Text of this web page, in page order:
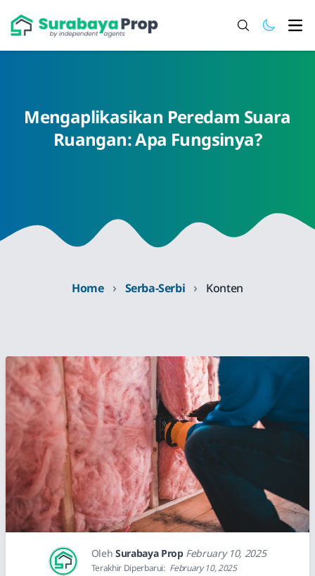
Mengaplikasikan Peredam Suara
Ruangan: Apa Fungsinya?
Home › Serba-Serbi › Konten
OlehSurabaya Prop February 10, 2025
Terakhir Diperbarui: February 10, 2025